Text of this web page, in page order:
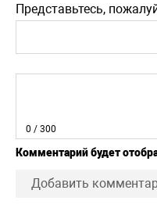
Представьтесь,
0 / 300
Комментарий будет
Добавить